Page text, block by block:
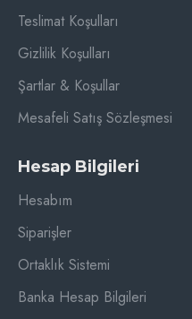
Teslimat Koşulları
Gizlilik Koşulları
Şartlar & Koşullar
Mesafeli Satış Sözleşmesi
Hesap Bilgileri
Hesabım
Siparişler
Ortaklık Sistemi
Banka Hesap Bilgileri